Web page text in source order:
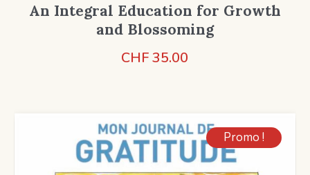
An Integral Education for Growth
and Blossoming
CHF 35.00
Promo !